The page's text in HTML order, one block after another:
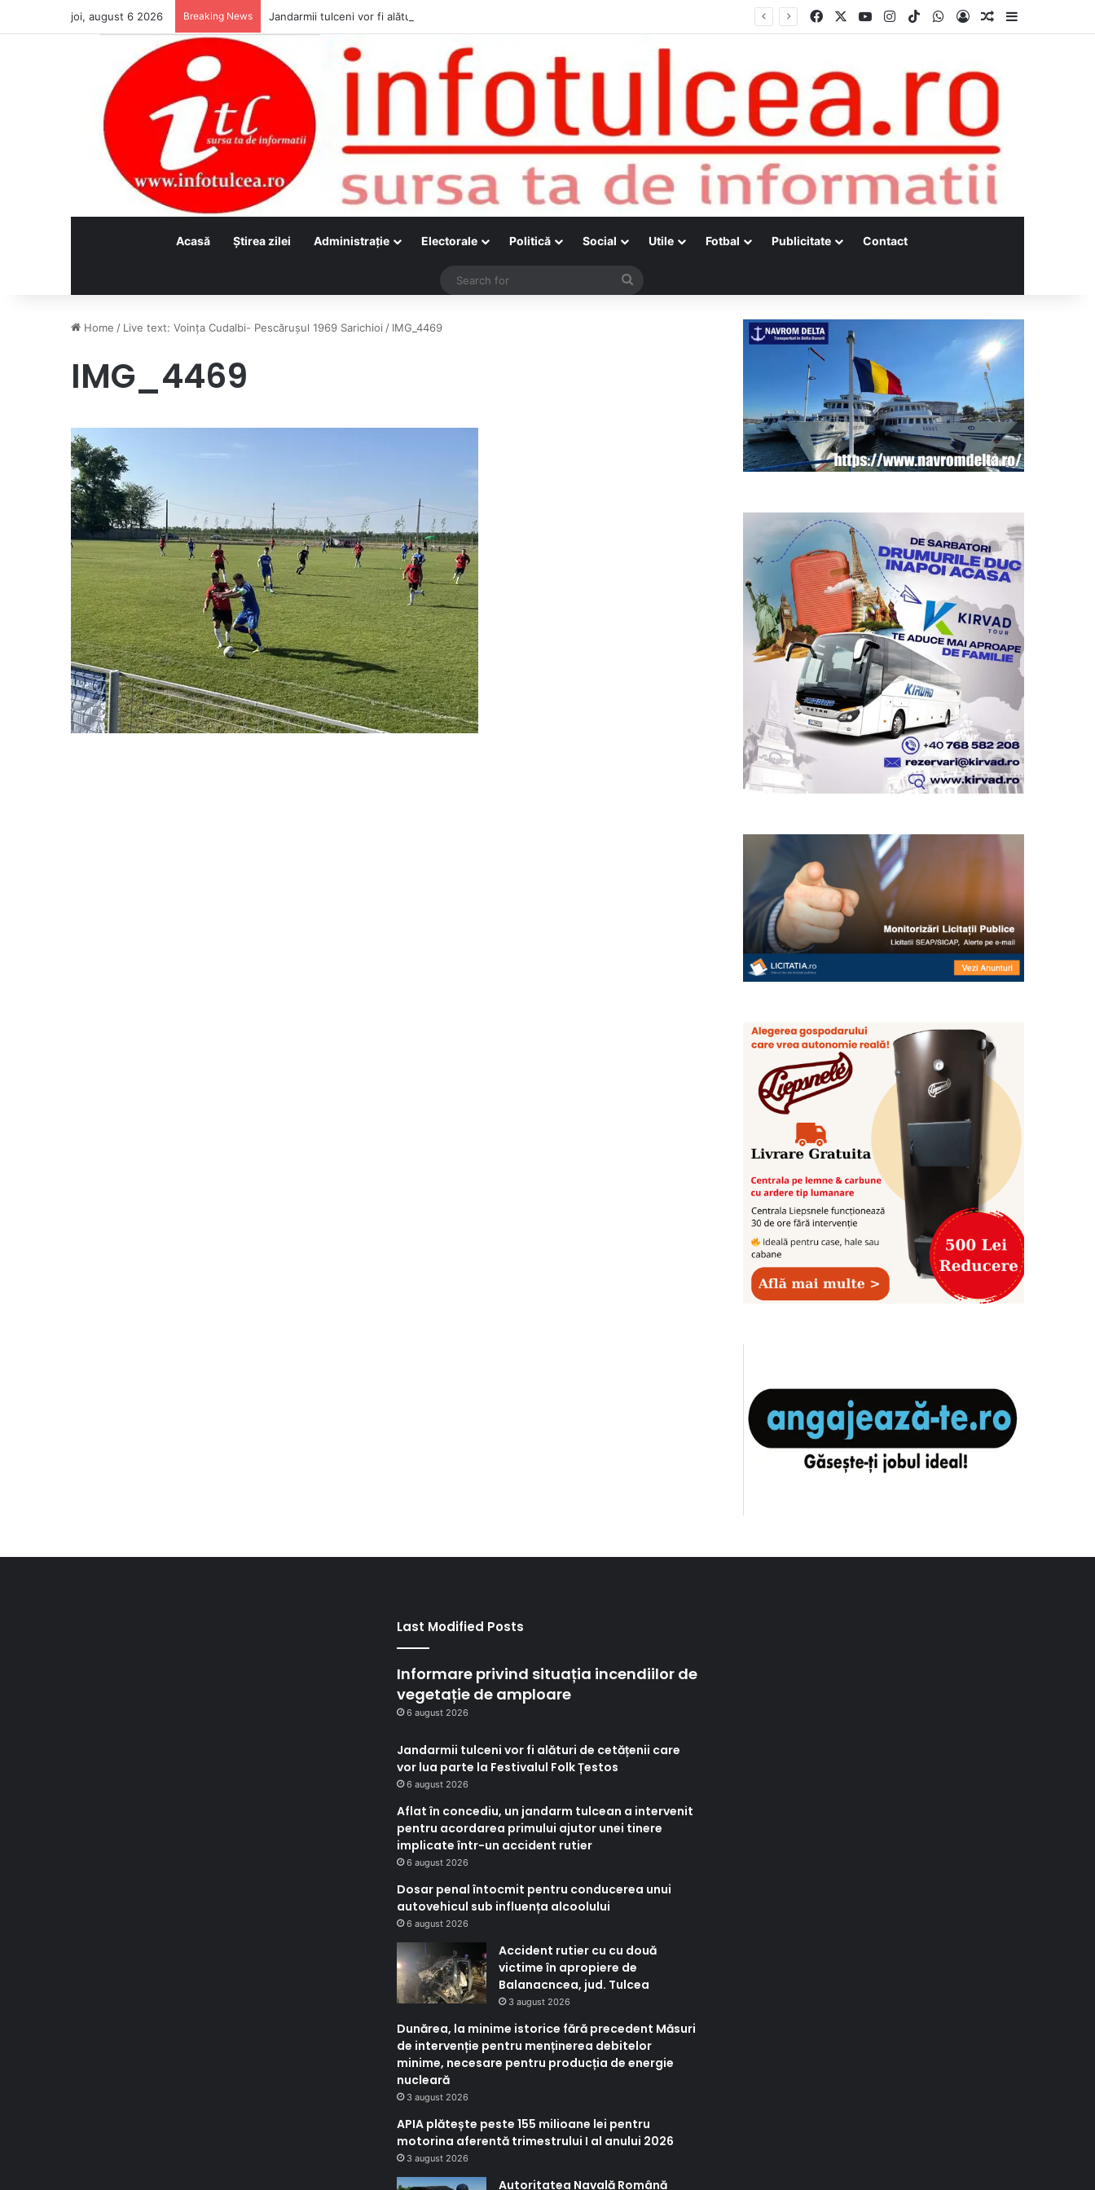
joi, august 6 2026 Breaking News Jandarmii tulceni vor fi alături de cetățenii care vor lua parte la Festivalul Folk Țestos Facebook YouTubeInstagram
TikTokWhatsApp
Log InRandom Article
Acasă Ştirea zilei Administraţie Electorale Politică Social Utile Fotbal Publicitate Contact
Search
Home / Live text: Voința Cudalbi- Pescărușul 1969 Sarichioi / IMG_4469
IMG_4469
Last Modified Posts
Informare privind situația incendiilor de
vegetație de amploare
6 august 2026
Jandarmii tulceni vor fi alături de cetățenii care
vor lua parte la Festivalul Folk Țestos
6 august 2026
Aflat în concediu, un jandarm tulcean a intervenit
pentru acordarea primului ajutor unei tinere
implicate într-un accident rutier
6 august 2026
Dosar penal întocmit pentru conducerea unui
autovehicul sub influența alcoolului
6 august 2026
Accident rutier cu cu două
victime în apropiere de
Balanacncea, jud. Tulcea
3 august 2026
Dunărea, la minime istorice fără precedent Măsuri
de intervenție pentru menținerea debitelor
minime, necesare pentru producția de energie
nucleară
3 august 2026
APIA plătește peste 155 milioane lei pentru
motorina aferentă trimestrului I al anului 2026
3 august 2026
Autoritatea Navală Română